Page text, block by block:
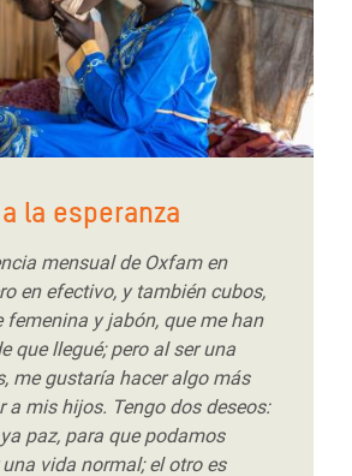
la esperanza
mensual de Oxfam en
en efectivo, y también cubos,
femenina y jabón, que me han
que llegué; pero al ser una
me gustaría hacer algo más
a mis hijos. Tengo dos deseos:
paz, para que podamos
vida normal; el otro es